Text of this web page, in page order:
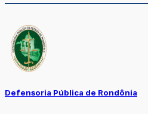
Defensoria Pública de Rondônia